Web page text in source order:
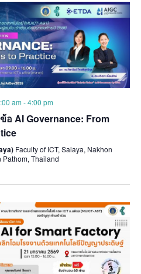
am -4:00 pm
อ AI Governance: From
Faculty of ICT, Salaya, Nakhon
Pathom, Thailand